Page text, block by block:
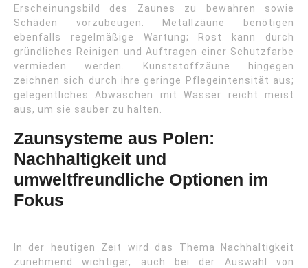
Erscheinungsbild des Zaunes zu bewahren sowie
Schäden vorzubeugen. Metallzäune benötigen
ebenfalls regelmäßige Wartung; Rost kann durch
gründliches Reinigen und Auftragen einer Schutzfarbe
vermieden werden. Kunststoffzäune hingegen
zeichnen sich durch ihre geringe Pflegeintensität aus;
gelegentliches Abwaschen mit Wasser reicht meist
aus, um sie sauber zu halten.
Zaunsysteme aus Polen:
Nachhaltigkeit und
umweltfreundliche Optionen im
Fokus
In der heutigen Zeit wird das Thema Nachhaltigkeit
zunehmend wichtiger, auch bei der Auswahl von